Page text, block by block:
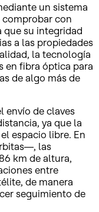
un sistema
con
que su integridad
a las propiedades
la tecnología
en fibra óptica para
de algo más de
envío de claves
ya que la
espacio libre. En
las
km de altura,
entre
de manera
seguimiento de